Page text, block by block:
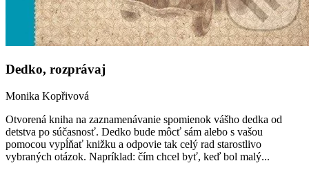
Dedko, rozprávaj
Monika Kopřivová
Otvorená kniha na zaznamenávanie spomienok vášho dedka od
detstva po súčasnosť. Dedko bude môcť sám alebo s vašou
pomocou vypĺňať knižku a odpovie tak celý rad starostlivo
vybraných otázok. Napríklad: čím chcel byť, keď bol malý...